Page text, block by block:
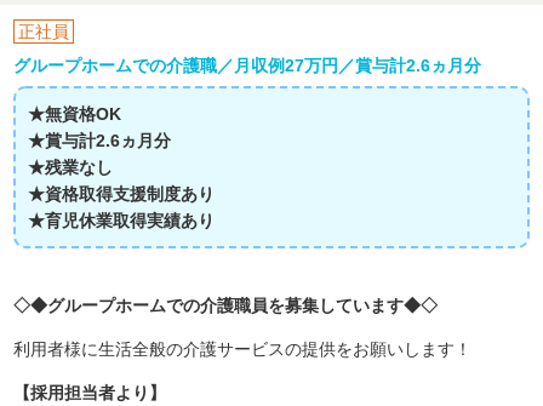
正社員
グループホームでの介護職／月収例27万円／賞与計2.6ヵ月分
★無資格OK
★賞与計2.6ヵ月分
★残業なし
★資格取得支援制度あり
★育児休業取得実績あり
◇◆グループホームでの介護職員を募集しています◆◇
利用者様に生活全般の介護サービスの提供をお願いします！
【採用担当者より】